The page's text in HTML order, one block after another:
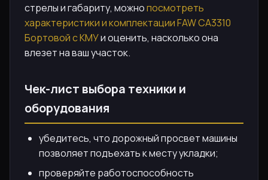
стрелы и габариту, можнопосмотреть
характеристики и комплектации FAW CA3310
Бортовой с КМУи оценить, насколько она
влезет на ваш участок.
Чек-лист выбора техники и
оборудования
убедитесь, что дорожный просвет машины
позволяет подъехать к месту укладки;
проверяйте работоспособность